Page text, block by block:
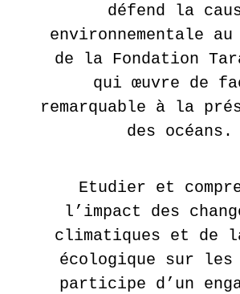
défend la
environnementale
de la Fondation
qui œuvre de
remarquable à la
des océans.
Etudier et
l’impact des
climatiques et de
écologique sur les
participe d’un